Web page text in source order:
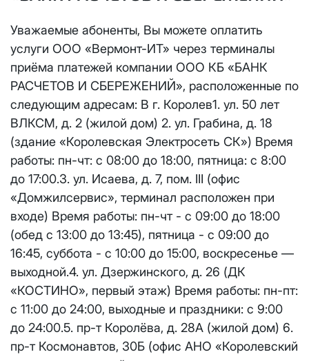
Уважаемые абоненты, Вы можете оплатить
услуги ООО «Вермонт-ИТ» через терминалы
приёма платежей компании ООО КБ «БАНК
РАСЧЕТОВ И СБЕРЕЖЕНИЙ», расположенные по
следующим адресам: В г. Королев1. ул. 50 лет
ВЛКСМ, д. 2 (жилой дом) 2. ул. Грабина, д. 18
(здание «Королевская Электросеть СК») Время
работы: пн-чт: с 08:00 до 18:00, пятница: с 8:00
до 17:00.3. ул. Исаева, д. 7, пом. III (офис
«Домжилсервис», терминал расположен при
входе) Время работы: пн-чт - с 09:00 до 18:00
(обед с 13:00 до 13:45), пятница - с 09:00 до
16:45, суббота - с 10:00 до 15:00, воскресенье —
выходной.4. ул. Дзержинского, д. 26 (ДК
«КОСТИНО», первый этаж) Время работы: пн-пт:
с 11:00 до 24:00, выходные и праздники: с 9:00
до 24:00.5. пр-т Королёва, д. 28А (жилой дом) 6.
пр-т Космонавтов, 30Б (офис АНО «Королевский
Телевидение
Аренда оборудования
Я даюсогласие на обработку персональных данныхв
соответствии с
Политикой в отношении обработки
персональных данных
КС 300
НП20
КС 500
НП30
НП50
НП100
Стандарт
МойДом100
Спутник 40
Email*
Адрес подключения
Отправить
согласие на обработку персональных данных
соответствии сПолитикой в отношении обработки
персональных данных
Email
Отправить
согласие на обработку персональных данных
соответствии сПолитикой в отношении обработки
персональных данных
Выделение публичного IP адреса один раз
осуществляется бесплатно, за каждое
последующее выделение публичного IP адреса с
лицевого счета единовременно списывается
рублей.
Единовременный платеж за смену выделенного
публичного IP адреса на новый публичный IP адрес
-5000 рублей